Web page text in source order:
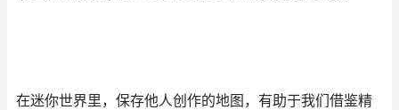
在迷你世界里，保存他人创作的地图，有助于我们借鉴精